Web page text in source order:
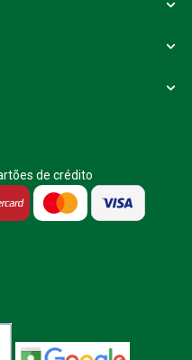
de crédito